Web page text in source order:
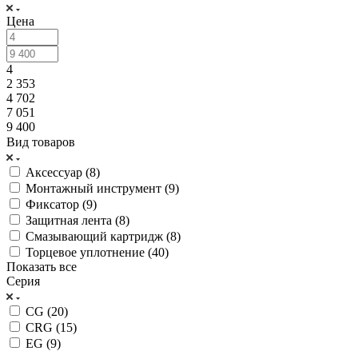
Цена
4
2 353
4 702
7 051
9 400
Вид товаров
Аксессуар (8)
Монтажный инструмент (9)
Фиксатор (9)
Защитная лента (8)
Смазывающий картридж (8)
Торцевое уплотнение (40)
Показать все
Серия
CG (20)
CRG (15)
EG (9)